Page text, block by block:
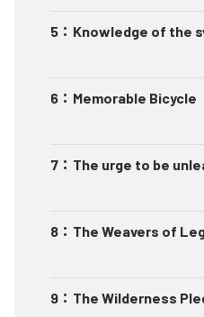
5 ： Knowledge of the
6 ： Memorable Bicycle
7 ： The urge to be
8 ： The Weavers of
9 ： The Wilderness